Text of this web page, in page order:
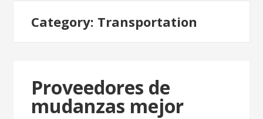
Category: Transportation
Proveedores de
mudanzas mejor